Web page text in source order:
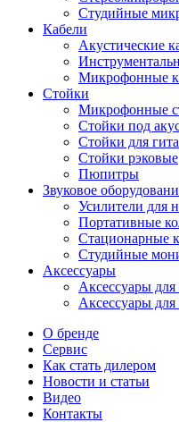
Студийные
Кабели
Акустические
Микрофонные
Стойки
Микрофонные
Стойки под
Стойки для
Стойки рэковые
Пюпитры
Звуковое
Усилители для
Портативные
Стационарные
Студийные
Аксессуары
Аксессуары
Аксессуары
О бренде
Сервис
Как стать дилером
Новости и статьи
Видео
Контакты